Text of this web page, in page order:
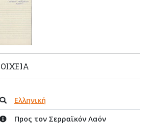
Ελληνική
Προς τον Σερραϊκόν Λαόν